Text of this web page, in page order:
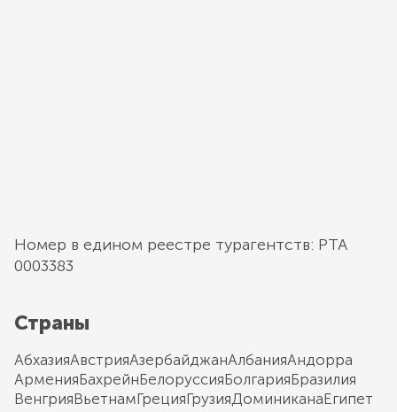
Номер в едином реестре турагентств: РТА
0003383
Страны
АбхазияАвстрияАзербайджанАлбанияАндорра
АрменияБахрейнБелоруссияБолгарияБразилия
ВенгрияВьетнамГрецияГрузияДоминиканаЕгипет